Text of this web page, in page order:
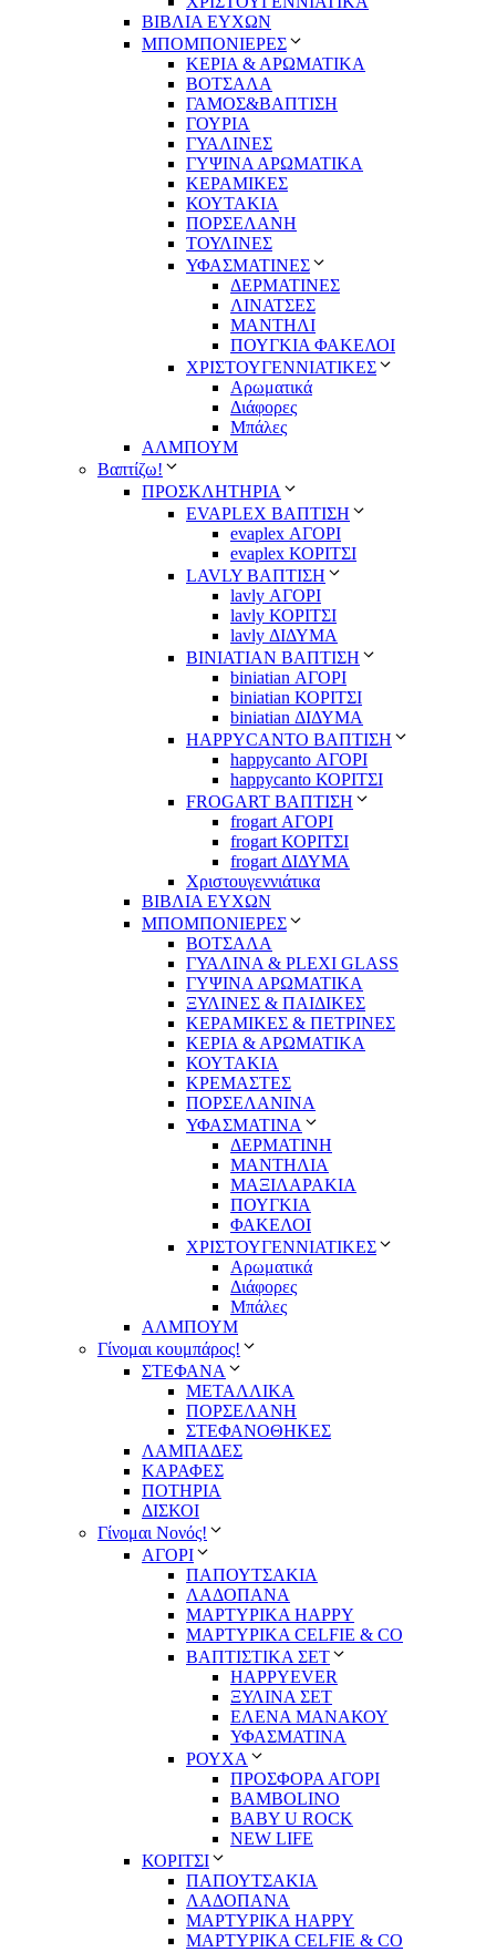
ΒΙΒΛΙΑ ΕΥΧΩΝ
ΜΠΟΜΠΟΝΙΕΡΕΣ
ΚΕΡΙΑ & ΑΡΩΜΑΤΙΚΑ
ΒΟΤΣΑΛΑ
ΓΑΜΟΣ&ΒΑΠΤΙΣΗ
ΓΟΥΡΙΑ
ΓΥΑΛΙΝΕΣ
ΓΥΨΙΝΑ ΑΡΩΜΑΤΙΚΑ
ΚΕΡΑΜΙΚΕΣ
ΚΟΥΤΑΚΙΑ
ΠΟΡΣΕΛΑΝΗ
ΤΟΥΛΙΝΕΣ
ΥΦΑΣΜΑΤΙΝΕΣ
ΔΕΡΜΑΤΙΝΕΣ
ΛΙΝΑΤΣΕΣ
ΜΑΝΤΗΛΙ
ΠΟΥΓΚΙΑ ΦΑΚΕΛΟΙ
ΧΡΙΣΤΟΥΓΕΝΝΙΑΤΙΚΕΣ
Αρωματικά
Διάφορες
Μπάλες
ΑΛΜΠΟΥΜ
Βαπτίζω!
ΠΡΟΣΚΛΗΤΗΡΙΑ
EVAPLEX ΒΑΠΤΙΣΗ
evaplex ΑΓΟΡΙ
evaplex ΚΟΡΙΤΣΙ
LAVLY ΒΑΠΤΙΣΗ
lavly ΑΓΟΡΙ
lavly ΚΟΡΙΤΣΙ
lavly ΔΙΔΥΜΑ
ΒΙΝΙΑΤΙΑΝ ΒΑΠΤΙΣΗ
biniatian ΑΓΟΡΙ
biniatian ΚΟΡΙΤΣΙ
biniatian ΔΙΔΥΜΑ
HAPPYCANTO ΒΑΠΤΙΣΗ
happycanto ΑΓΟΡΙ
happycanto ΚΟΡΙΤΣΙ
FROGART ΒΑΠΤΙΣΗ
frogart ΑΓΟΡΙ
frogart ΚΟΡΙΤΣΙ
frogart ΔΙΔΥΜΑ
Χριστουγεννιάτικα
ΒΙΒΛΙΑ ΕΥΧΩΝ
ΜΠΟΜΠΟΝΙΕΡΕΣ
ΒΟΤΣΑΛΑ
ΓΥΑΛΙΝΑ & PLEXI GLASS
ΓΥΨΙΝΑ ΑΡΩΜΑΤΙΚΑ
ΞΥΛΙΝΕΣ & ΠΑΙΔΙΚΕΣ
ΚΕΡΑΜΙΚΕΣ & ΠΕΤΡΙΝΕΣ
ΚΕΡΙΑ & ΑΡΩΜΑΤΙΚΑ
ΚΟΥΤΑΚΙΑ
ΚΡΕΜΑΣΤΕΣ
ΠΟΡΣΕΛΑΝΙΝΑ
ΥΦΑΣΜΑΤΙΝA
ΔΕΡΜΑΤΙΝΗ
ΜΑΝΤΗΛΙΑ
ΜΑΞΙΛΑΡΑΚΙΑ
ΠΟΥΓΚΙΑ
ΦΑΚΕΛΟΙ
ΧΡΙΣΤΟΥΓΕΝΝΙΑΤΙΚΕΣ
Αρωματικά
Διάφορες
Μπάλες
ΑΛΜΠΟΥΜ
Γίνομαι κουμπάρος!
ΣΤΕΦΑΝΑ
ΜΕΤΑΛΛΙΚΑ
ΠΟΡΣΕΛΑΝΗ
ΣΤΕΦΑΝΟΘΗΚΕΣ
ΛΑΜΠΑΔΕΣ
ΚΑΡΑΦΕΣ
ΠΟΤΗΡΙΑ
ΔΙΣΚΟΙ
Γίνομαι Νονός!
ΑΓΟΡΙ
ΠΑΠΟΥΤΣΑΚΙΑ
ΛΑΔΟΠΑΝΑ
ΜΑΡΤΥΡΙΚΑ HAPPY
ΜΑΡΤΥΡΙΚΑ CELFIE & CO
ΒΑΠΤΙΣΤΙΚΑ ΣΕΤ
HAPPYEVER
ΞΥΛΙΝΑ ΣΕΤ
ΕΛΕΝΑ ΜΑΝΑΚΟΥ
ΥΦΑΣΜΑΤΙΝΑ
ΡΟΥΧΑ
ΠΡΟΣΦΟΡΑ ΑΓΟΡΙ
BAMBOLINO
BABY U ROCK
NEW LIFE
ΚΟΡΙΤΣΙ
ΠΑΠΟΥΤΣΑΚΙΑ
ΛΑΔΟΠΑΝΑ
ΜΑΡΤΥΡΙΚΑ HAPPY
ΜΑΡΤΥΡΙΚΑ CELFIE & CO